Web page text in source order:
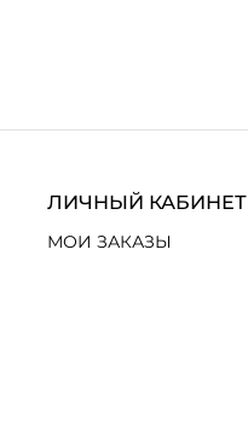
ЛИЧНЫЙ КАБИНЕТ
МОИ ЗАКАЗЫ